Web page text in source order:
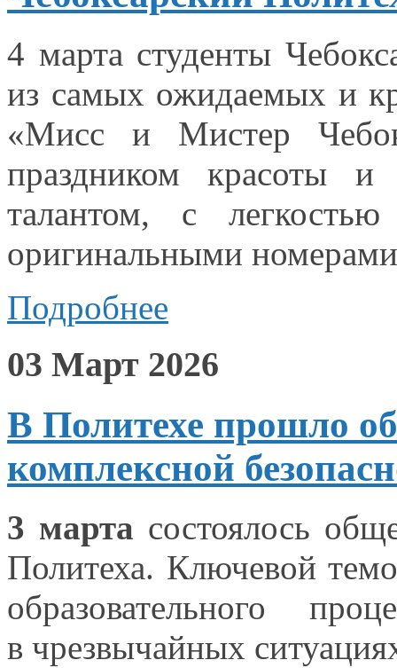
4 марта студенты
из самых ожидаемых и
«Мисс и Мистер
праздником красоты и
талантом, с легкостью
оригинальными
Подробнее
03 Март 2026
В Политехе прошло
комплексной
3 марта состоялось
Политеха. Ключевой
образовательного
в чрезвычайных